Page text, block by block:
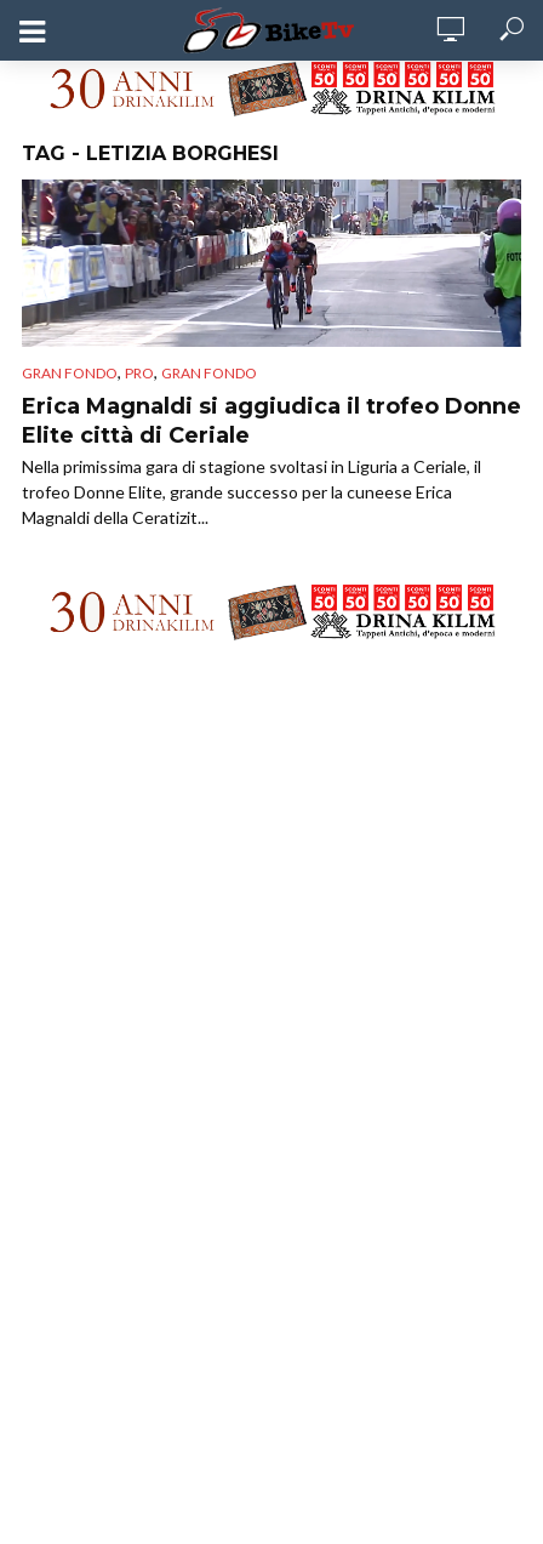
TAG - LETIZIA BORGHESI
GRAN FONDO, PRO, GRAN FONDO
Erica Magnaldi si aggiudica il trofeo Donne
Elite città di Ceriale
Nella primissima gara di stagione svoltasi in Liguria a Ceriale, il
trofeo Donne Elite, grande successo per la cuneese Erica
Magnaldi della Ceratizit...